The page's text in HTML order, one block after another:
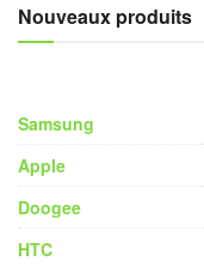
Nouveaux produits
Samsung
Apple
Doogee
HTC